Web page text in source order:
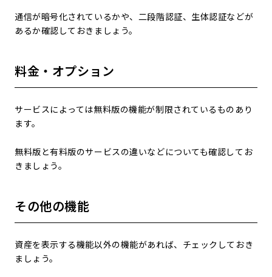
通信が暗号化されているかや、二段階認証、生体認証などが
あるか確認しておきましょう。
料金・オプション
サービスによっては無料版の機能が制限されているものあり
ます。
無料版と有料版のサービスの違いなどについても確認してお
きましょう。
その他の機能
資産を表示する機能以外の機能があれば、チェックしておき
ましょう。